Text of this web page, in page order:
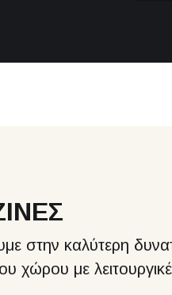
στην καλύτερη
χώρου με